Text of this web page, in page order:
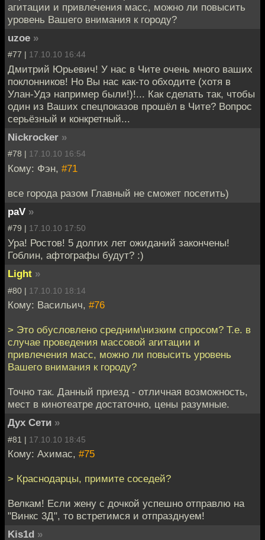
агитации и привлечения масс, можно ли повысить
уровень Вашего внимания к городу?
uzoe »
#77 | 17.10.10 16:44
Дмитрий Юрьевич! У нас в Чите очень много ваших
поклонников! Но Вы нас как-то обходите (хотя в
Улан-Удэ например были!)!... Как сделать так, чтобы
один из Ваших спецпоказов прошёл в Чите? Вопрос
серьёзный и конкретный...
Nickrocker »
#78 | 17.10.10 16:54
Кому: Фэн, #71
все города разом Главный не сможет посетить)
paV »
#79 | 17.10.10 17:50
Ура! Ростов! 5 долгих лет ожиданий закончены!
Гоблин, афтографы будут? :)
Light »
#80 | 17.10.10 18:14
Кому: Васильич, #76
> Это обусловлено средним\низким спросом? Т.е. в
случае проведения массовой агитации и
привлечения масс, можно ли повысить уровень
Вашего внимания к городу?
Точно так. Данный приезд - отличная возможность,
мест в кинотеатре достаточно, цены разумные.
Дух Сети »
#81 | 17.10.10 18:45
Кому: Ахимас, #75
> Краснодарцы, примите соседей?
Велкам! Если жену с дочкой успешно отправлю на
"Винкс 3Д", то встретимся и отпразднуем!
Kis1d »